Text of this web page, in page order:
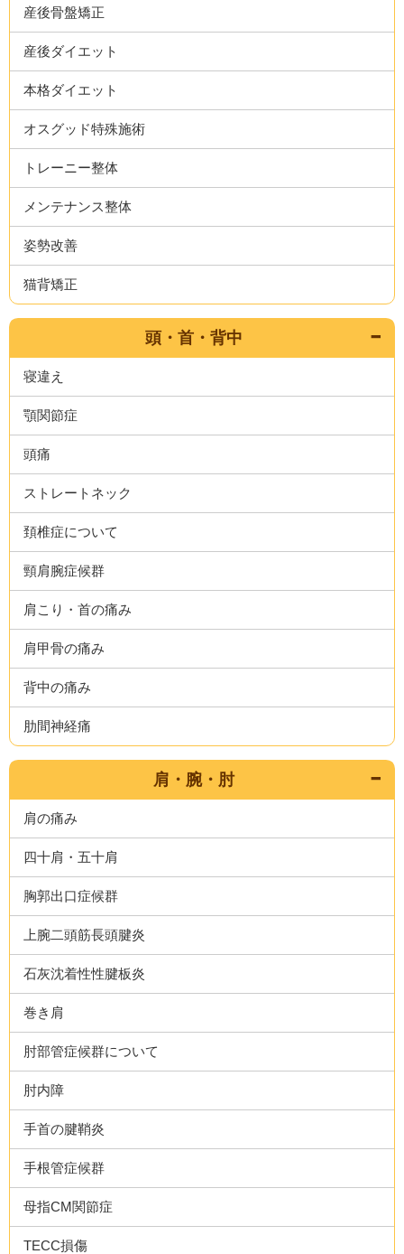
産後骨盤矯正
産後ダイエット
本格ダイエット
オスグッド特殊施術
トレーニー整体
メンテナンス整体
姿勢改善
猫背矯正
頭・首・背中
寝違え
顎関節症
頭痛
ストレートネック
頚椎症について
頸肩腕症候群
肩こり・首の痛み
肩甲骨の痛み
背中の痛み
肋間神経痛
肩・腕・肘
肩の痛み
四十肩・五十肩
胸郭出口症候群
上腕二頭筋長頭腱炎
石灰沈着性性腱板炎
巻き肩
肘部管症候群について
肘内障
手首の腱鞘炎
手根管症候群
母指CM関節症
TECC損傷